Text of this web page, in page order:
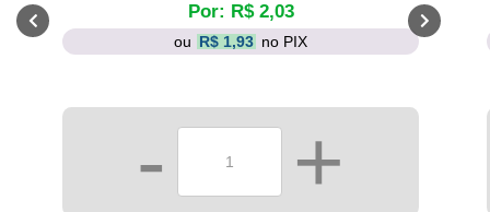
Por: R$ 2,03
ou R$ 1,93 no PIX
- +